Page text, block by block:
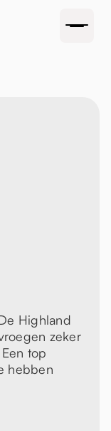
Highland
zeker
top
hebben